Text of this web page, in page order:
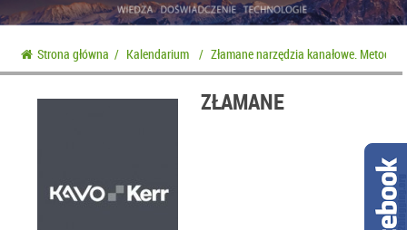
Strona główna / Kalendarium / Złamane narzędzia kanałowe.
ZŁAMANE